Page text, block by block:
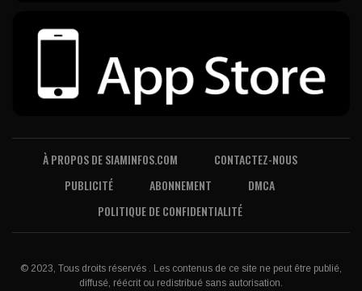
À PROPOS DE SIAMINFOS.COM
CONTACTEZ-NOUS
PUBLICITÉ
ABONNEMENT
DMCA
POLITIQUE DE CONFIDENTIALITÉ
© 2023, Tous droits réservés . Les contenus de ce site ne peut être publié,
diffusé, réécrit ou redistribué sans autorisation.